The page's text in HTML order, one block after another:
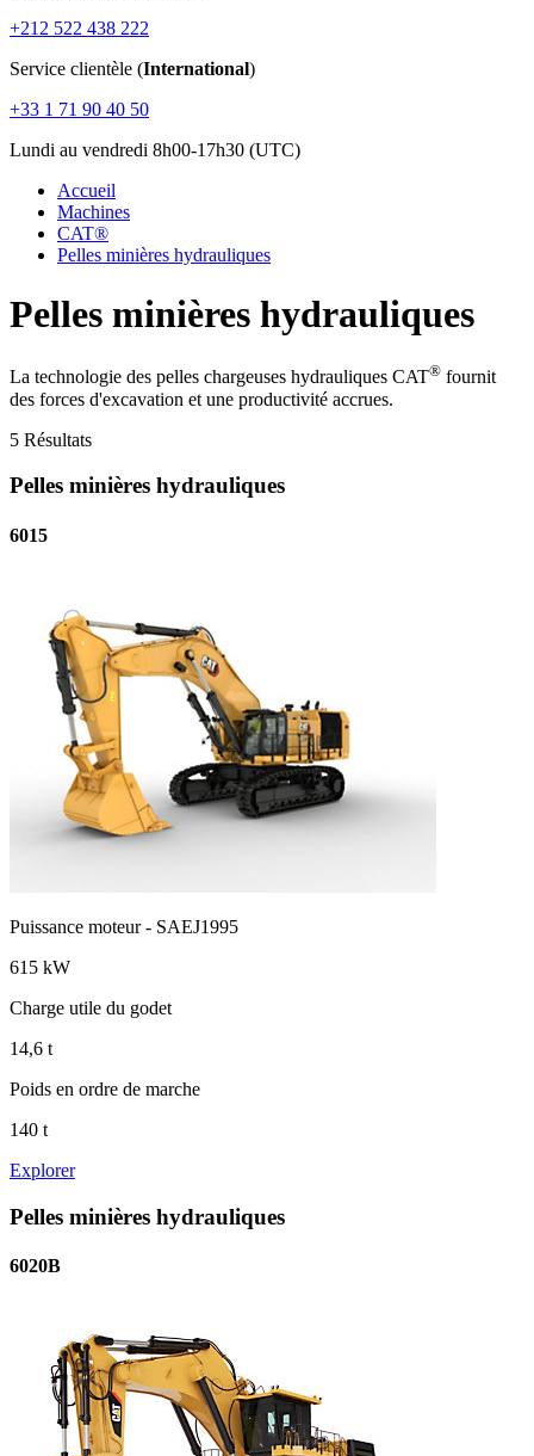
+212 522 438 222
Service clientèle (International)
+33 1 71 90 40 50
Lundi au vendredi 8h00-17h30 (UTC)
Accueil
Machines
CAT®
Pelles minières hydrauliques
Pelles minières hydrauliques
La technologie des pelles chargeuses hydrauliques CAT® fournit
des forces d'excavation et une productivité accrues.
5 Résultats
Pelles minières hydrauliques
6015
Puissance moteur - SAEJ1995
615 kW
Charge utile du godet
14,6 t
Poids en ordre de marche
140 t
Explorer
Pelles minières hydrauliques
6020B